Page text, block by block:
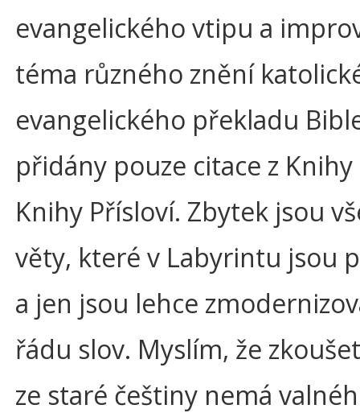
evangelického vtipu a
téma různého znění
evangelického překladu
přidány pouze citace z Knihy
Knihy Přísloví. Zbytek jsou
věty, které v Labyrintu jsou
a jen jsou lehce
řádu slov. Myslím, že
ze staré češtiny nemá